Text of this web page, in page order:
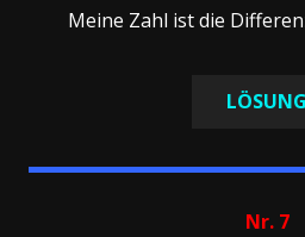
Meine Zahl ist die
LÖSUNG
Nr. 7